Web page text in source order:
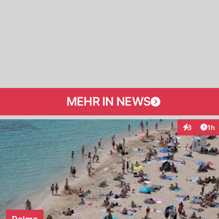
MEHR IN NEWS
3 1h